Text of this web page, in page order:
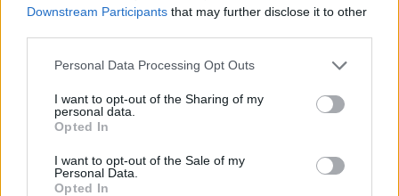
Downstream Participants that may further disclose it to other
Please note that this website/app uses one or more Google
not limited to your visit or usage behaviour. You may click to
grant or deny consent to Google and its third-party tags to
use your data for below specified purposes in below Google
consent section.
Personal Data Processing Opt Outs
I want to opt-out of the Sharing of my
personal data.
Opted In
I want to opt-out of the Sale of my
Personal Data.
Opted In
RECENSIONI TECH